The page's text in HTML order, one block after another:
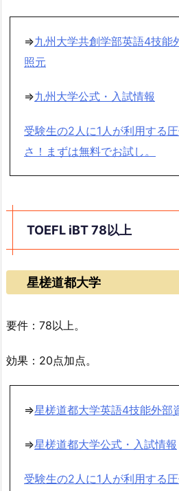
⇒九州大学共創学部英語4技能
照元
⇒九州大学公式・入試情報
受験生の2人に1人が利用する
さ！まずは無料でお試し。
TOEFL iBT 78以上
星槎道都大学
要件：78以上。
効果：20点加点。
⇒星槎道都大学英語4技能外部
⇒星槎道都大学公式・入試情報
受験生の2人に1人が利用する